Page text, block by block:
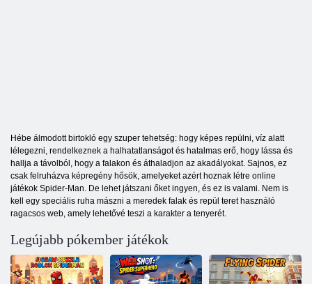
Hébe álmodott birtokló egy szuper tehetség: hogy képes repülni, víz alatt
lélegezni, rendelkeznek a halhatatlanságot és hatalmas erő, hogy lássa és
hallja a távolból, hogy a falakon és áthaladjon az akadályokat. Sajnos, ez
csak felruházva képregény hősök, amelyeket azért hoznak létre online
játékok Spider-Man. De lehet játszani őket ingyen, és ez is valami. Nem is
kell egy speciális ruha mászni a meredek falak és repül teret használó
ragacsos web, amely lehetővé teszi a karakter a tenyerét.
Legújabb pókember játékok